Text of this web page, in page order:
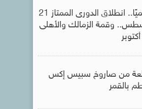
رسميًا.. انطلاق الدورى الممتاز 21
وقمة الزمالك والأهلى
من صاروخ سبيس إكس
بالقمر